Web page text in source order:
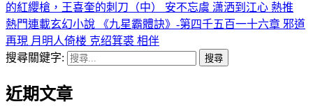
的紅纓槍，王喜奎的刺刀（中） 安不忘虞 潇洒到江心 熱推
熱門連載玄幻小說 《九星霸體訣》-第四千五百一十六章 邪道
再現 月明人倚楼 克绍箕裘 相伴
搜尋關鍵字:
近期文章